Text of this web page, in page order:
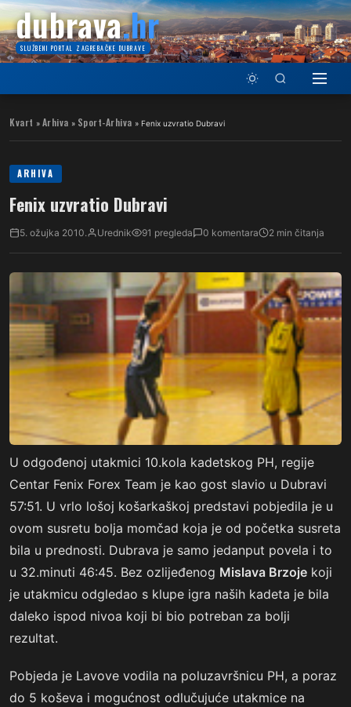
dubrava.hr
SLUŽBENI PORTAL ZAGREBAČKE DUBRAVE
Kvart » Arhiva » Sport-Arhiva » Fenix uzvratio Dubravi
ARHIVA
Fenix uzvratio Dubravi
5. ožujka 2010. Urednik 91 pregleda 0 komentara 2 min čitanja
U odgođenoj utakmici 10.kola kadetskog PH, regije
Centar Fenix Forex Team je kao gost slavio u Dubravi
57:51. U vrlo lošoj košarkaškoj predstavi pobjedila je u
ovom susretu bolja momčad koja je od početka susreta
bila u prednosti. Dubrava je samo jedanput povela i to
u 32.minuti 46:45. Bez ozlijeđenog Mislava Brzoje koji
je utakmicu odgledao s klupe igra naših kadeta je bila
daleko ispod nivoa koji bi bio potreban za bolji
rezultat.
Pobjeda je Lavove vodila na poluzavršnicu PH, a poraz
do 5 koševa i mogućnost odlučujuće utakmice na